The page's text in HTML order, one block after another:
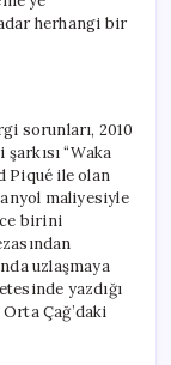
herhangi bir
sorunları, 2010
“Waka
Piqué ile olan
maliyesiyle
birini
uzlaşmaya
yazdığı
Çağ’daki